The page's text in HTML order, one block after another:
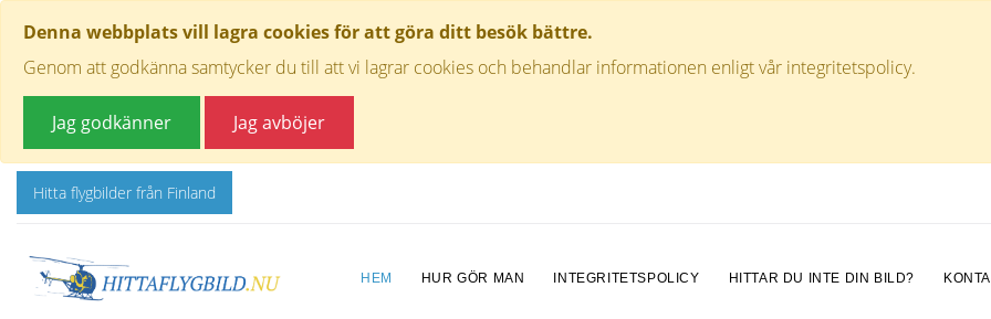
Denna webbplats vill lagra cookies för att göra ditt besök bättre.
Genom att godkänna samtycker du till att vi lagrar cookies och behandlar informationen enligt vår integritetspolicy.
Jag godkänner Jag avböjer
Hitta flygbilder från Finland
HEM HUR GÖR MAN INTEGRITETSPOLICY HITTAR DU INTE DIN BILD?